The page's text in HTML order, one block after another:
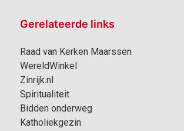
Gerelateerde links
Raad van Kerken Maarssen
WereldWinkel
Zinrijk.nl
Spiritualiteit
Bidden onderweg
Katholiekgezin